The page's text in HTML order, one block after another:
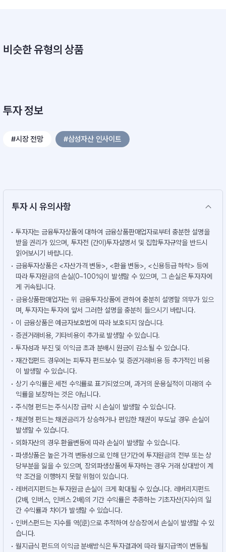
비슷한 유형의 상품
투자 정보
#시장 전망 #삼성자산 인사이트
투자 시 유의사항
투자자는 금융투자상품에 대하여 금융상품판매업자로부터 충분한 설명을
받을 권리가 있으며, 투자전 (간이)투자설명서 및 집합투자규약을 반드시
읽어보시기 바랍니다.
금융투자상품은 <자산가격 변동>, <환율 변동>, <신용등급 하락> 등에
따라 투자원금의 손실(0~100%)이 발생할 수 있으며, 그 손실은 투자자에
게 귀속됩니다.
금융상품판매업자는 위 금융투자상품에 관하여 충분히 설명할 의무가 있으
며, 투자자는 투자에 앞서 그러한 설명을 충분히 들으시기 바랍니다.
이 금융상품은 예금자보호법에 따라 보호되지 않습니다.
증권거래비용, 기타비용이 추가로 발생할 수 있습니다.
투자성과 부진 및 이익금 초과 분배시 원금이 감소될 수 있습니다.
재간접펀드 경우에는 피투자 펀드보수 및 증권거래비용 등 추가적인 비용
이 발생할 수 있습니다.
상기 수익률은 세전 수익률로 표기되었으며, 과거의 운용실적이 미래의 수
익률을 보장하는 것은 아닙니다.
주식형 펀드는 주식시장 급락 시 손실이 발생할 수 있습니다.
채권형 펀드는 채권금리가 상승하거나 편입한 채권이 부도날 경우 손실이
발생할 수 있습니다.
외화자산의 경우 환율변동에 따라 손실이 발생할 수 있습니다.
파생상품은 높은 가격 변동성으로 인해 단기간에 투자원금의 전부 또는 상
당부분을 잃을 수 있으며, 장외파생상품에 투자하는 경우 거래 상대방이 계
약 조건을 이행하지 못할 위험이 있습니다.
레버리지펀드는 투자원금 손실이 크게 확대될 수 있습니다. 레버리지펀드
(2배, 인버스, 인버스 2배)의 기간 수익률은 추종하는 기초자산(지수)의 일
간 수익률과 차이가 발생할 수 있습니다.
인버스펀드는 지수를 역(逆)으로 추적하여 상승장에서 손실이 발생할 수 있
습니다.
월지급식 펀드의 이익금 분배방식은 투자결과에 따라 월지급액이 변동될